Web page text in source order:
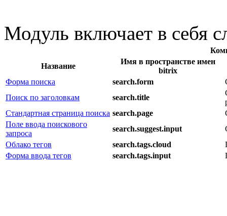
Модуль включает в себя
Название
Имя в пространстве имен
bitrix
Форма поиска
search.form
Поиск по заголовкам
search.title
Стандартная страница поиска search.page
Поле ввода поискового
запроса
search.suggest.input
Облако тегов
search.tags.cloud
Форма ввода тегов
search.tags.input